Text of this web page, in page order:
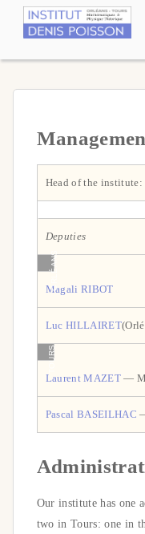
Head of the institute:
Deputies
ORLÉANS
Magali RIBOT
Luc HILLAIRET
TOURS
Laurent MAZET—
Pascal BASEILHAC
Our institute has one
two in Tours: one in